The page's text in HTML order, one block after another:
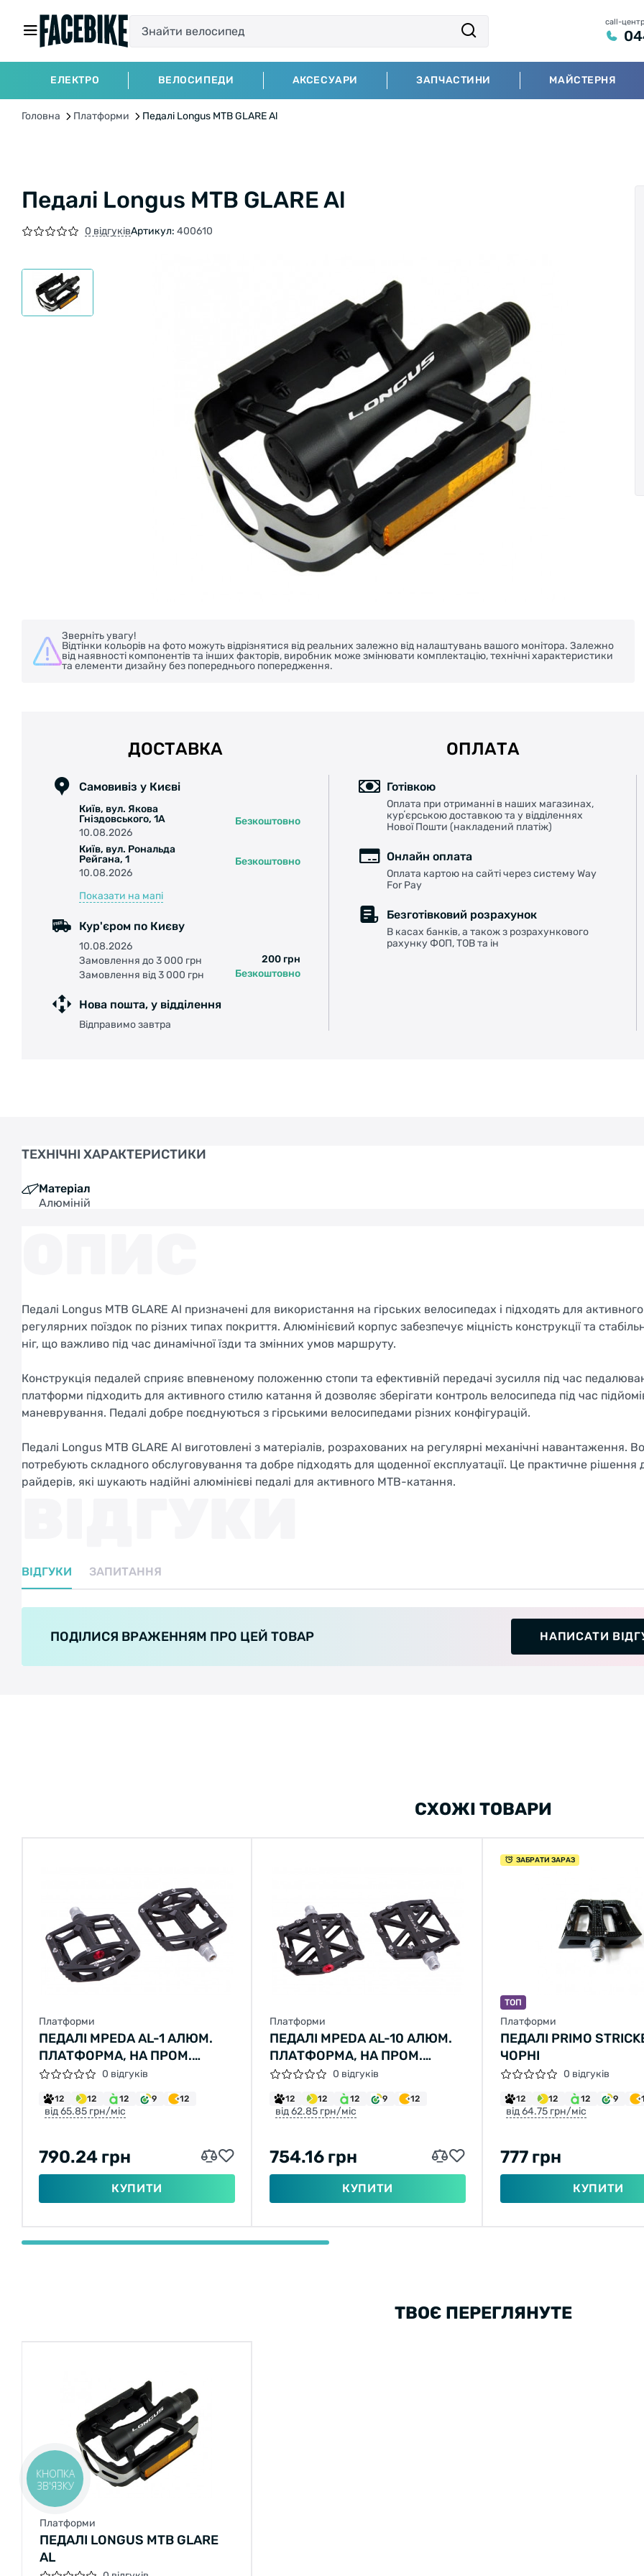
call-
ЕЛЕКТРО ВЕЛОСИПЕДИ АКСЕСУАРИ ЗАПЧАСТИНИ МАЙСТЕРНЯ
Головна Платформи Педалі Longus MTB GLARE Al
Педалі Longus MTB GLARE Al
0 відгуківАртикул: 400610
Зверніть увагу!
Відтінки кольорів на фото можуть відрізнятися від реальних залежно від налаштувань вашого монітора. Залежно
від наявності компонентів та інших факторів, виробник може змінювати комплектацію, технічні характеристики
та елементи дизайну без попереднього попередження.
ДОСТАВКА
Самовивіз у Києві
Київ, вул. Якова
Гніздовського, 1А
10.08.2026
Безкоштовно
Київ, вул. Рональда
Рейгана, 1
10.08.2026
Безкоштовно
Показати на мапі
Кур'єром по Києву
10.08.2026
Замовлення до 3 000 грн
200 грн
Замовлення від 3 000 грн
Безкоштовно
Нова пошта, у відділення
Відправимо завтра
ОПЛАТА
Готівкою
Оплата при отриманні в наших магазинах,
курʼєрською доставкою та у відділеннях
Нової Пошти (накладений платіж)
Онлайн оплата
Оплата картою на сайті через систему Way
For Pay
Безготівковий розрахунок
В касах банків, а також з розрахункового
рахунку ФОП, ТОВ та ін
ТЕХНІЧНІ ХАРАКТЕРИСТИКИ
Матеріал
Алюміній
Педалі Longus MTB GLARE Al призначені для використання на гірських велосипедах і підходять для
регулярних поїздок по різних типах покриття. Алюмінієвий корпус забезпечує міцність конструкції та
ніг, що важливо під час динамічної їзди та змінних умов маршруту.
Конструкція педалей сприяє впевненому положенню стопи та ефективній передачі зусилля під час
платформи підходить для активного стилю катання й дозволяє зберігати контроль велосипеда під час
маневрування. Педалі добре поєднуються з гірськими велосипедами різних конфігурацій.
Педалі Longus MTB GLARE Al виготовлені з матеріалів, розрахованих на регулярні механічні навантаження.
потребують складного обслуговування та добре підходять для щоденної експлуатації. Це практичне рішення
райдерів, які шукають надійні алюмінієві педалі для активного MTB-катання.
ВІДГУКИ ЗАПИТАННЯ
ПОДІЛИСЯ ВРАЖЕННЯМ ПРО ЦЕЙ ТОВАР НАПИСАТИ
СХОЖІ ТОВАРИ
Платформи
ПЕДАЛІ MPEDA AL-1 АЛЮМ.
ПЛАТФОРМА, НА ПРОМ.
ПІДШИПНІ. (ЧОРНИЙ)
0 відгуків
12 12 12 9 12
від 65.85 грн/міс
790.24 грн
КУПИТИ
Платформи
ПЕДАЛІ MPEDA AL-10 АЛЮМ.
ПЛАТФОРМА, НА ПРОМ.
ПІДШИПНІ. (ЧОРНИЙ)
0 відгуків
12 12 12 9 12
від 62.85 грн/міс
754.16 грн
КУПИТИ
ЗАБРАТИ ЗАРАЗ
ТОП
Платформи
ПЕДАЛІ PRIMO
ЧОРНІ
0 відгуків
12 12 12 9
від 64.75 грн/міс
777 грн
КУПИТИ
ТВОЄ ПЕРЕГЛЯНУТЕ
Платформи
ПЕДАЛІ LONGUS MTB GLARE
AL
КНОПКА
ЗВ'ЯЗКУ